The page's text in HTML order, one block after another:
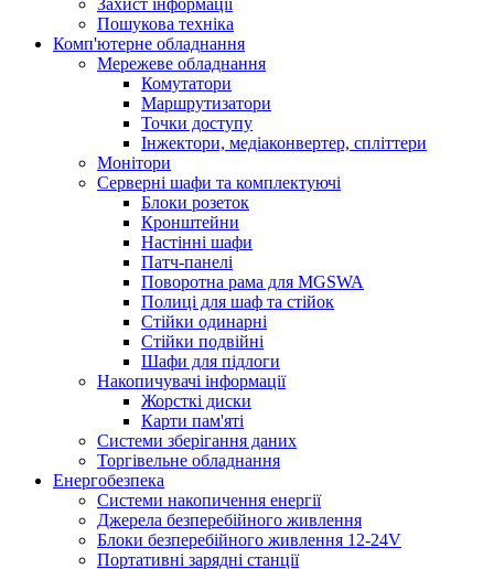
Захист інформації
Пошукова техніка
Комп'ютерне обладнання
Мережеве обладнання
Комутатори
Маршрутизатори
Точки доступу
Інжектори, медіаконвертер, спліттери
Монітори
Серверні шафи та комплектуючі
Блоки розеток
Кронштейни
Настінні шафи
Патч-панелі
Поворотна рама для MGSWA
Полиці для шаф та стійок
Стійки одинарні
Стійки подвійні
Шафи для підлоги
Накопичувачі інформації
Жорсткі диски
Карти пам'яті
Системи зберігання даних
Торгівельне обладнання
Енергобезпека
Системи накопичення енергії
Джерела безперебійного живлення
Блоки безперебійного живлення 12-24V
Портативні зарядні станції